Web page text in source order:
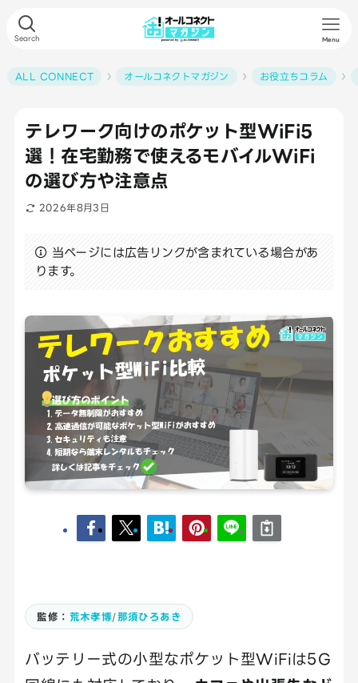
Search Menu
ALL CONNECT オールコネクトマガジン お役立ちコラム
テレワーク向けのポケット型WiFi5
選！在宅勤務で使えるモバイルWiFi
の選び方や注意点
2026年8月3日
当ページには広告リンクが含まれている場合があ
ります。
監修： 荒木孝博/那須ひろあき
バッテリー式の小型なポケット型WiFiは5G